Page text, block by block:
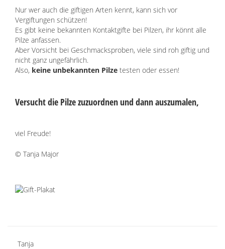
Lexikon
Nur wer auch die giftigen Arten kennt, kann sich vor
Vergiftungen schützen!
Es gibt keine bekannten Kontaktgifte bei Pilzen, ihr könnt alle
Pilze anfassen.
Aber Vorsicht bei Geschmacksproben, viele sind roh giftig und
nicht ganz ungefährlich.
Also, keine unbekannten Pilze testen oder essen!
Versucht die Pilze zuzuordnen und dann auszumalen,
viel Freude!
© Tanja Major
Tanja